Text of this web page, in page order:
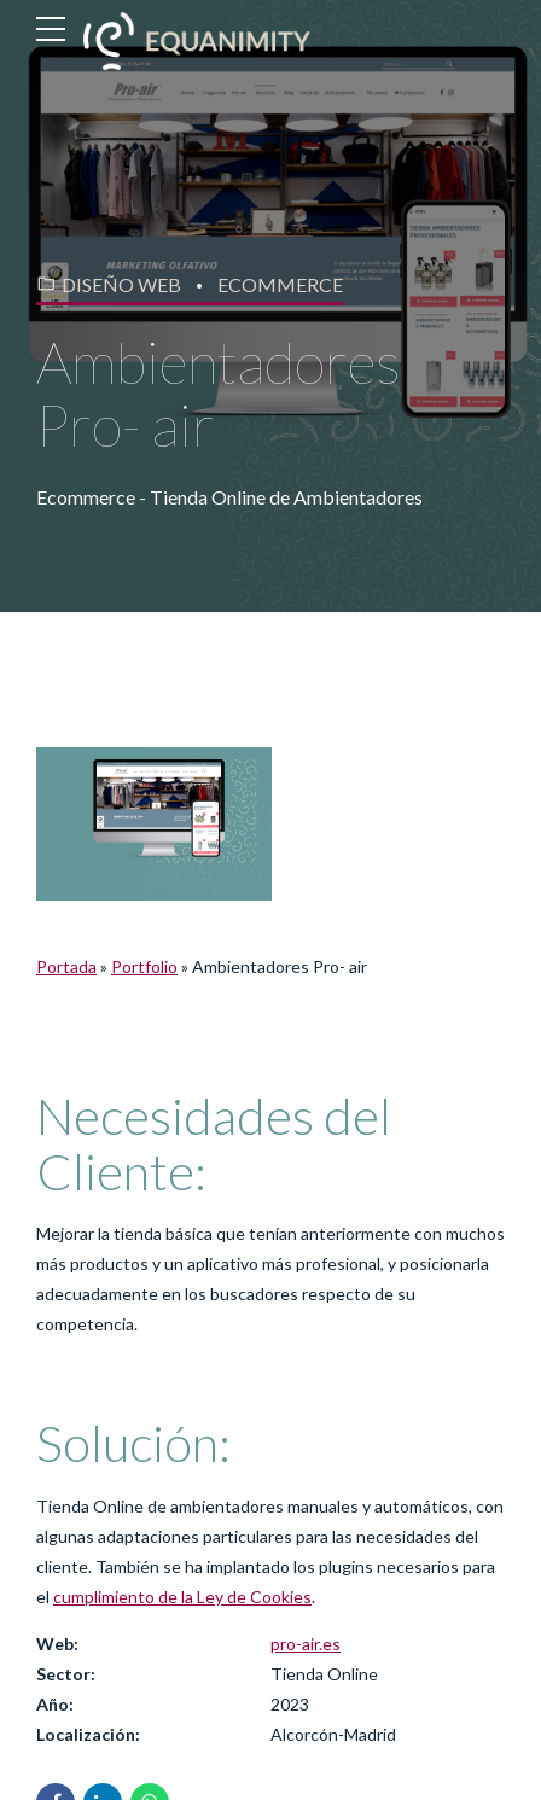
DISEÑO WEB ECOMMERCE
Ambientadores
Pro- air
Ecommerce - Tienda Online de Ambientadores
Portada » Portfolio » Ambientadores Pro- air
Necesidades del
Cliente:
Mejorar la tienda básica que tenían anteriormente con muchos
más productos y un aplicativo más profesional, y posicionarla
adecuadamente en los buscadores respecto de su
competencia.
Solución:
Tienda Online de ambientadores manuales y automáticos, con
algunas adaptaciones particulares para las necesidades del
cliente. También se ha implantado los plugins necesarios para
el cumplimiento de la Ley de Cookies.
Web:
pro-air.es
Sector:
Tienda Online
Año:
2023
Localización:
Alcorcón-Madrid